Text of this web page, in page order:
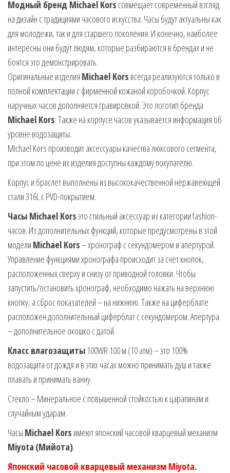
Модный бренд Michael Kors совмещает современный взгляд
на дизайн с традициями часового искусства. Часы будут актуальны как
для молодежи, так и для старшего поколения. И конечно, наиболее
интересны они будут людям, которые разбираются в брендах и не
боятся это демонстрировать.
Оригинальные изделия Michael Kors всегда реализуются только в
полной комплектации с фирменной кожаной коробочкой. Корпус
наручных часов дополняется гравировкой. Это логотип бренда
Michael Kors. Также на корпусе часов указывается информация об
уровне водозащиты.
Michael Kors производит аксессуары качества люксового сегмента,
при этом по цене их изделия доступны каждому покупателю.
Корпус и браслет выполнены из высококачественной нержавеющей
стали 316L с PVD-покрытием.
Часы Michael Korsэто стильный аксессуар из категории fashion-
часов. Из дополнительных функций, которые предусмотрены в этой
модели Michael Kors– хронограф с секундомером и апертурой.
Управление функциями хронографа происходит за счет кнопок,
расположенных сверху и снизу от приводной головки. Чтобы
запустить/остановить хронограф, необходимо нажать на верхнюю
кнопку, а сброс показателей – на нижнюю. Также на циферблате
расположен дополнительный циферблат с секундомером. Апертура
– дополнительное окошко с датой.
Класс влагозащиты 100WR 100 м (10 атм) – это 100%
водозащита от дождя и в этих часах можно принимать душ и также
плавать и принимать ванну.
Стекло – Минеральное с повышенной стойкостью к царапинам и
случайным ударам.
Часы Michael Kors имеют японский часовой кварцевый механизм
Miyota (Мийота).
Японский часовой кварцевый механизм Miyota.